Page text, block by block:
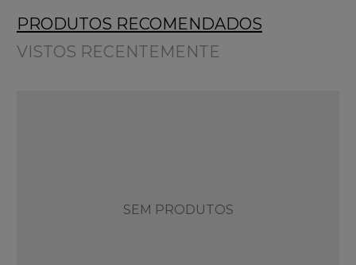
PRODUTOS RECOMENDADOS
VISTOS RECENTEMENTE
SEM PRODUTOS